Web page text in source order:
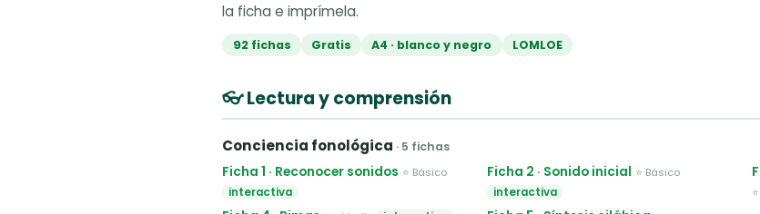
la ficha e imprímela.
92 fichas Gratis A4 · blanco y negro LOMLOE
👓 Lectura y comprensión
Conciencia fonológica · 5 fichas
Ficha 1 · Reconocer sonidos ⭐ Básico
interactiva
Ficha 2 · Sonido inicial ⭐ Básico
interactiva